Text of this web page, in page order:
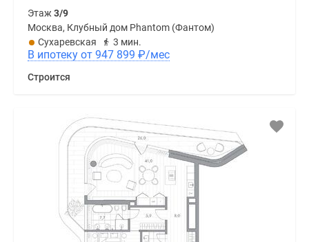
Этаж3/9
Москва, Клубный дом Phantom (Фантом)
Сухаревская
3 мин.
В ипотеку от 947 899 ₽/мес
Строится